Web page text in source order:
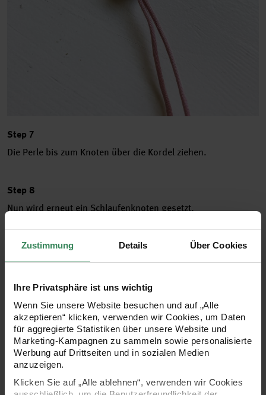
Zustimmung Details Über Cookies
Ihre Privatsphäre ist uns wichtig
Wenn Sie unsere Website besuchen und auf „Alle
akzeptieren“ klicken, verwenden wir Cookies, um Daten
für aggregierte Statistiken über unsere Website und
Marketing-Kampagnen zu sammeln sowie personalisierte
Werbung auf Drittseiten und in sozialen Medien
anzuzeigen.
Klicken Sie auf „Alle ablehnen“, verwenden wir Cookies
Step 7
Die Perle bis zum Knoten über die Kordel ziehen.
Step 8
Nun wird erneut ein Schlaufenknoten gesetzt.
Step 9
Den Schlaufenknoten strammziehen.
Step 10
Dies folgt nun im Wechsel, bis die Kette die gewünschte
Länge hat.